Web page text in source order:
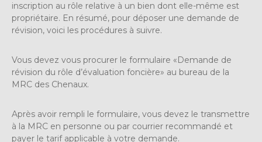
inscription au rôle relative à un bien dont elle-même est
propriétaire. En résumé, pour déposer une demande de
révision, voici les procédures à suivre.
Vous devez vous procurer le formulaire «Demande de
révision du rôle d’évaluation foncière» au bureau de la
MRC des Chenaux.
Après avoir rempli le formulaire, vous devez le transmettre
à la MRC en personne ou par courrier recommandé et
payer le tarif applicable à votre demande.